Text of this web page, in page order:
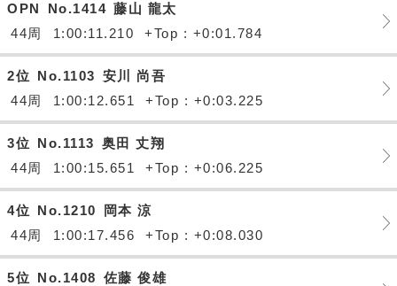
OPN No.1414 藤山 龍太
44周
1:00:11.210 +Top : +0:01.784
2位 No.1103 安川 尚吾
44周
1:00:12.651 +Top : +0:03.225
3位 No.1113 奥田 丈翔
44周
1:00:15.651 +Top : +0:06.225
4位 No.1210
岡本 涼
44周
1:00:17.456 +Top : +0:08.030
5位 No.1408 佐藤 俊雄